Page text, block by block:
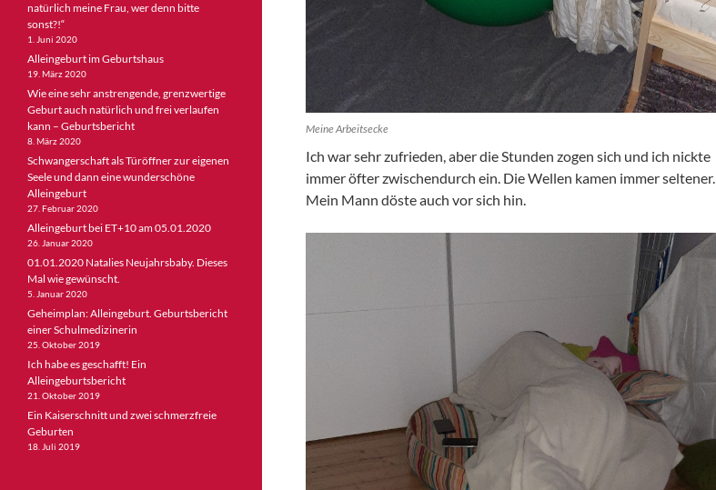
Meine Arbeitsecke
Ich war sehr zufrieden, aber die Stunden zogen sich und ich nickte
immer öfter zwischendurch ein. Die Wellen kamen immer seltener.
Mein Mann döste auch vor sich hin.
natürlich meine Frau, wer denn bitte
sonst?!“
1. Juni 2020
Alleingeburt im Geburtshaus
19. März 2020
Wie eine sehr anstrengende, grenzwertige
Geburt auch natürlich und frei verlaufen
kann – Geburtsbericht
8. März 2020
Schwangerschaft als Türöffner zur eigenen
Seele und dann eine wunderschöne
Alleingeburt
27. Februar 2020
Alleingeburt bei ET+10 am 05.01.2020
26. Januar 2020
01.01.2020 Natalies Neujahrsbaby. Dieses
Mal wie gewünscht.
5. Januar 2020
Geheimplan: Alleingeburt. Geburtsbericht
einer Schulmedizinerin
25. Oktober 2019
Ich habe es geschafft! Ein
Alleingeburtsbericht
21. Oktober 2019
Ein Kaiserschnitt und zwei schmerzfreie
Geburten
18. Juli 2019